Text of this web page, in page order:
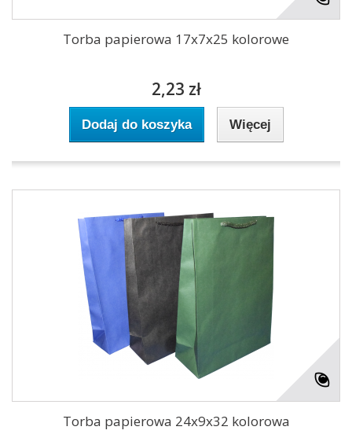
Torba papierowa 17x7x25 kolorowe
2,23 zł
Dodaj do koszyka Więcej
Torba papierowa 24x9x32 kolorowa